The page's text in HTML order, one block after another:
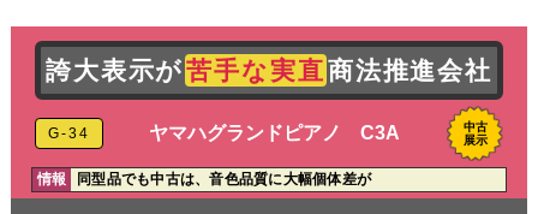
誇大表示が苦手な実直商法推進会社
G-34 ヤマハグランドピアノ C3A
中古
展示
情報 同型品でも中古は、音色品質に大幅個体差が